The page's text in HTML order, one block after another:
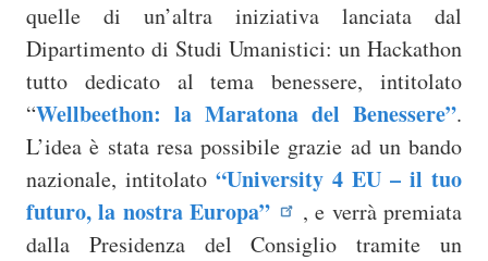
quelle di un’altra iniziativa lanciata dal
Dipartimento di Studi Umanistici: un Hackathon
tutto dedicato al tema benessere, intitolato
“Wellbeethon: la Maratona del Benessere”.
L’idea è stata resa possibile grazie ad un bando
nazionale, intitolato “University 4 EU – il tuo
futuro, la nostra Europa”
, e verrà premiata
dalla Presidenza del Consiglio tramite un